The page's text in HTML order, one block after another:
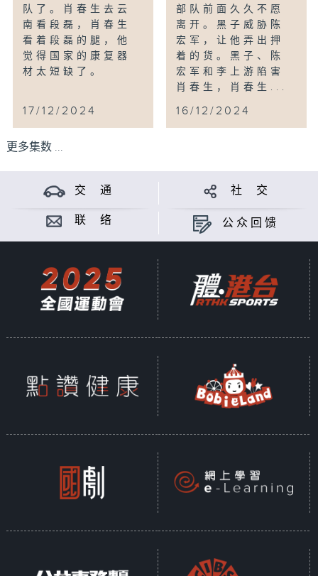
队了。肖春生去云
南看段磊，肖春生
看着段磊的腿，他
觉得国家的康复器
材太短缺了。
17/12/2024
部队前面久久不愿
离开。黑子威胁陈
宏军，让他弄出押
着的货。黑子、陈
宏军和李上游陷害
肖春生，肖春生...
16/12/2024
更多集数 ...
交 通 社 交
联 络 公众回馈